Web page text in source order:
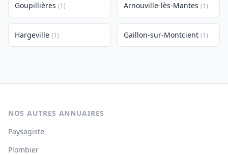
Goupillières (1) Arnouville-lès-Mantes (1)
Hargeville (1) Gaillon-sur-Montcient (1)
NOS AUTRES ANNUAIRES
Paysagiste
Plombier